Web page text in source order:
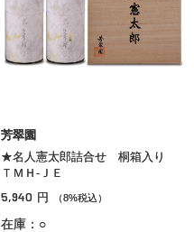
芳翠園
★名人憲太郎詰合せ 桐箱入り
ＴＭＨ‐ＪＥ
5,940 円 （8%税込）
在庫：○